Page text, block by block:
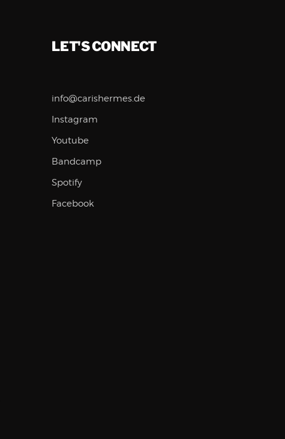
LET'S CONNECT
info@carishermes.de
Instagram
Youtube
Bandcamp
Spotify
Facebook